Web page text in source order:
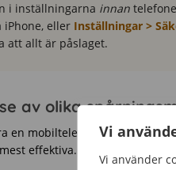
Vi
Vi använder
i inställningarna innan
iPhone, eller Inställningar >
att allt är påslaget.
av olika
en mobiltelefon på flera olika
effektiva. Här nedanför